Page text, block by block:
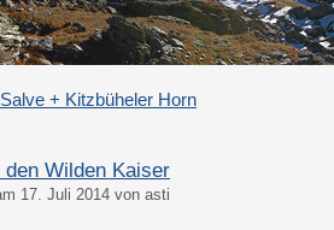
+ Kitzbüheler Horn
den Wilden Kaiser
17. Juli 2014 von asti